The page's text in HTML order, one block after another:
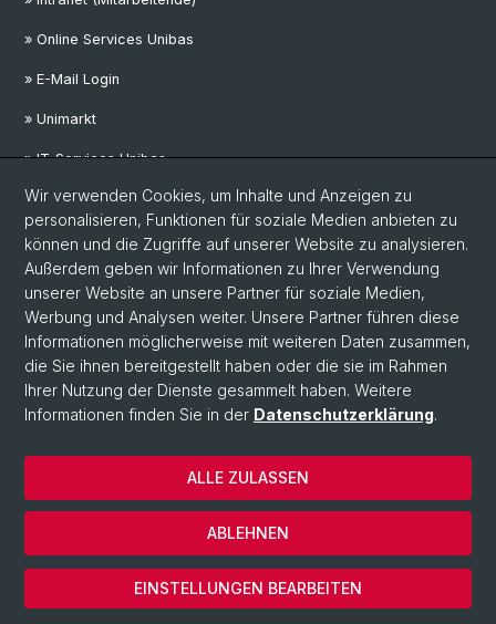
» Online Services Unibas
» E-Mail Login
» Unimarkt
» IT-Services Unibas
Social Media
LinkedIn
Mastodon
© Universität Basel
Medizinische Fakultät
Departement Public Health
Wir verwenden Cookies, um Inhalte und Anzeigen zu
personalisieren, Funktionen für soziale Medien anbieten zu
können und die Zugriffe auf unserer Website zu analysieren.
Außerdem geben wir Informationen zu Ihrer Verwendung
unserer Website an unsere Partner für soziale Medien,
Werbung und Analysen weiter. Unsere Partner führen diese
Informationen möglicherweise mit weiteren Daten zusammen,
die Sie ihnen bereitgestellt haben oder die sie im Rahmen
Ihrer Nutzung der Dienste gesammelt haben. Weitere
Informationen finden Sie in der Datenschutzerklärung.
EINSTELLUNGEN BEARBEITEN
ABLEHNEN
ALLE ZULASSEN